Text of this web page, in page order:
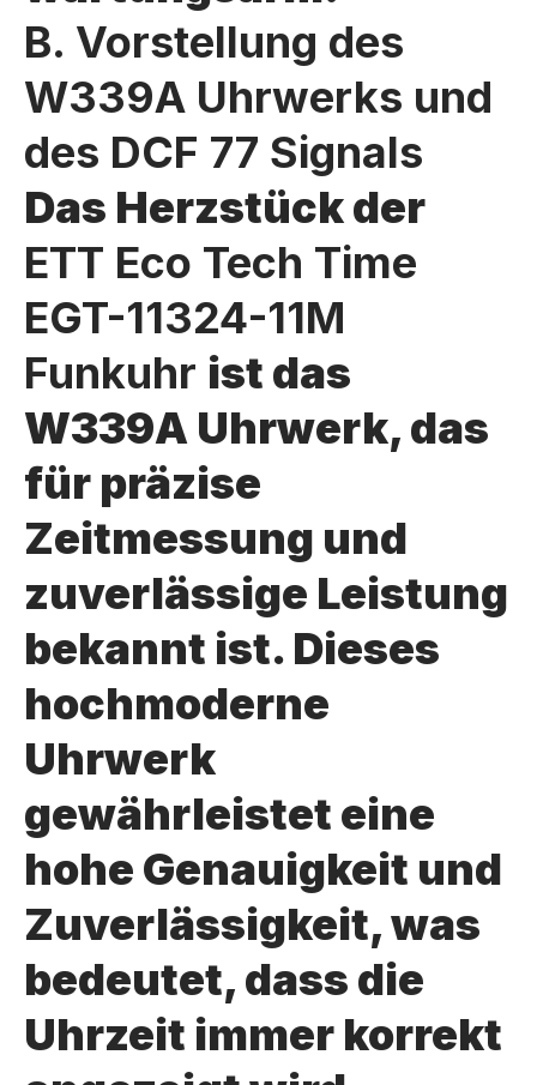
B. Vorstellung des
W339A Uhrwerks und
des DCF 77 Signals
Das Herzstück der
ETT Eco Tech Time
EGT-11324-11M
Funkuhr ist das
W339A Uhrwerk, das
für präzise
Zeitmessung und
zuverlässige Leistung
bekannt ist. Dieses
hochmoderne
Uhrwerk
gewährleistet eine
hohe Genauigkeit und
Zuverlässigkeit, was
bedeutet, dass die
Uhrzeit immer korrekt